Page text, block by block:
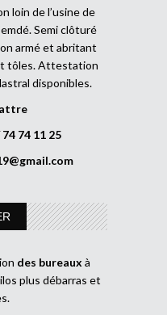
loin de l’usine de
Semi clôturé
armé et abritant
tôles. Attestation
disponibles.
74 11 25
des bureaux à
plus débarras et